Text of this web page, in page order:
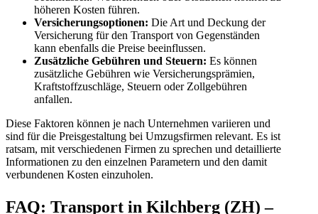
höheren Kosten führen.
Versicherungsoptionen: Die Art und Deckung der
Versicherung für den Transport von Gegenständen
kann ebenfalls die Preise beeinflussen.
Zusätzliche Gebühren und Steuern: Es können
zusätzliche Gebühren wie Versicherungsprämien,
Kraftstoffzuschläge, Steuern oder Zollgebühren
anfallen.
Diese Faktoren können je nach Unternehmen variieren und
sind für die Preisgestaltung bei Umzugsfirmen relevant. Es ist
ratsam, mit verschiedenen Firmen zu sprechen und detaillierte
Informationen zu den einzelnen Parametern und den damit
verbundenen Kosten einzuholen.
FAQ: Transport in Kilchberg (ZH) –